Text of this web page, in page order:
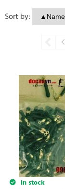
Sort by:
In stock